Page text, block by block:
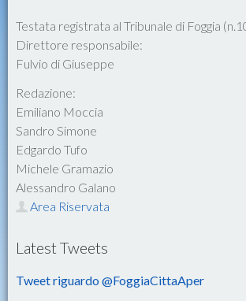
Testata registrata al Tribunale di Foggia
Direttore responsabile:
Fulvio di Giuseppe
Redazione:
Emiliano Moccia
Sandro Simone
Edgardo Tufo
Michele Gramazio
Alessandro Galano
Area Riservata
Latest Tweets
Tweet riguardo @FoggiaCittaAper